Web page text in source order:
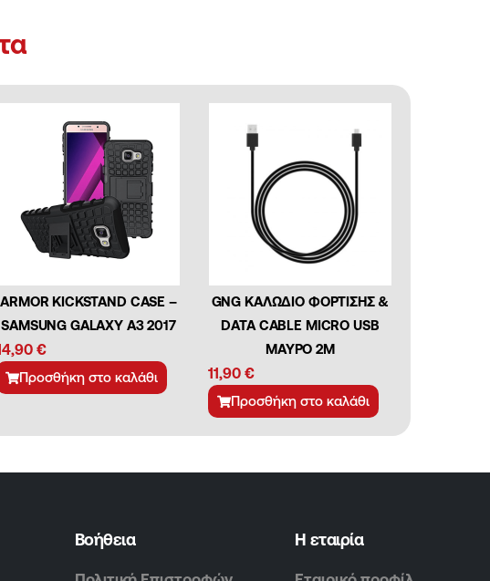
ARMOR KICKSTAND CASE –
SAMSUNG GALAXY A3 2017
€
Προσθήκη στο καλάθι
GNG ΚΑΛΩΔΙΟ ΦΟΡΤΙΣΗΣ &
DATA CABLE MICRO USB
ΜΑΥΡΟ 2Μ
11,90 €
Προσθήκη στο καλάθι
Βοήθεια Η εταιρία